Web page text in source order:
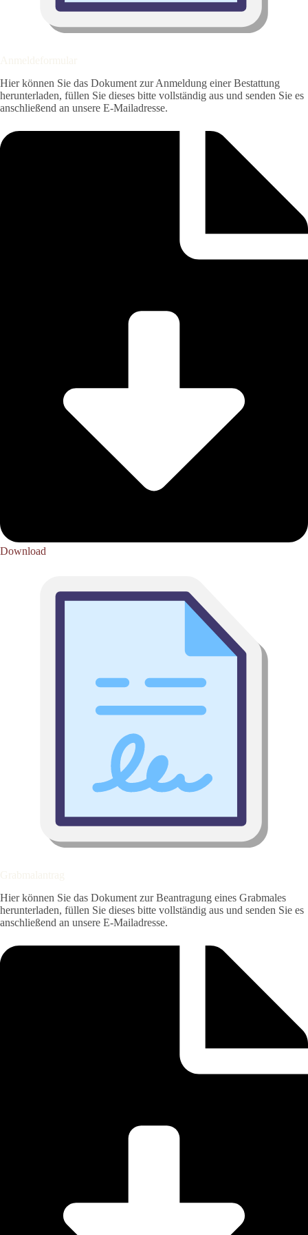
Hier können Sie das Dokument zur Anmeldung einer Bestattung
herunterladen, füllen Sie dieses bitte vollständig aus und senden Sie es
anschließend an unsere E-Mailadresse.
Download
Hier können Sie das Dokument zur Beantragung eines Grabmales
herunterladen, füllen Sie dieses bitte vollständig aus und senden Sie es
anschließend an unsere E-Mailadresse.